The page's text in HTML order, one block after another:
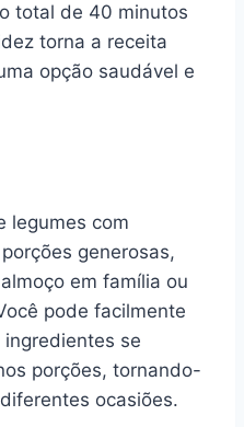
total de 40 minutos
torna a receita
opção saudável e
legumes com
generosas,
em família ou
pode facilmente
se
porções, tornando-
ocasiões.